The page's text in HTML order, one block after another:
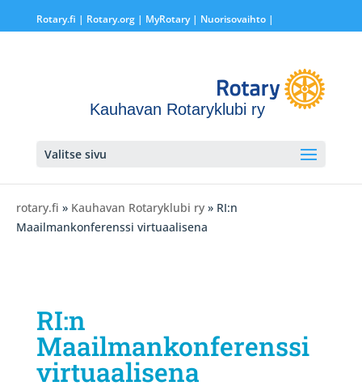
Rotary.fi | Rotary.org| MyRotary | Nuorisovaihto|
Kauhavan Rotaryklubi ry
Valitse sivu
rotary.fi » Kauhavan Rotaryklubi ry » RI:n
Maailmankonferenssi virtuaalisena
RI:n
Maailmankonferenssi
virtuaalisena